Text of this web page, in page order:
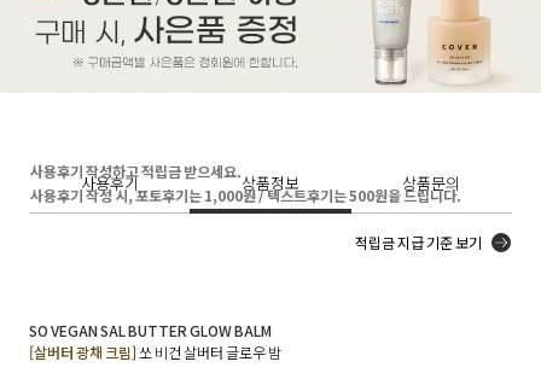
사용후기 상품정보 상품문의
사용후기 작성하고 적립금 받으세요.
사용후기 작성 시, 포토후기는 1,000원 / 텍스트후기는 500원을 드립니다.
적립금 지급 기준 보기
SO VEGAN SAL BUTTER GLOW BALM
[살버터 광채 크림] 쏘 비건 살버터 글로우 밤